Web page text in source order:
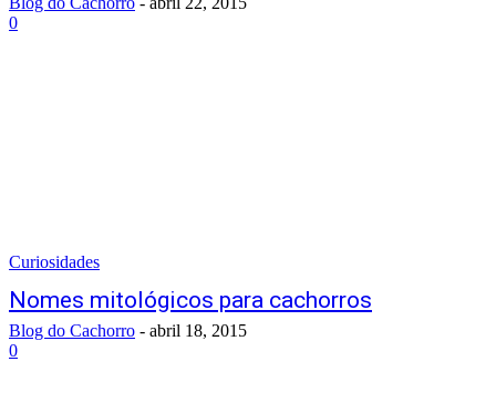
0
Curiosidades
Nomes mitológicos para cachorros
Blog do Cachorro - abril 18, 2015
0